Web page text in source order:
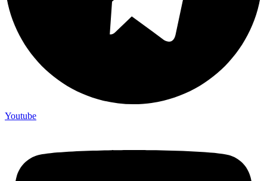
Youtube